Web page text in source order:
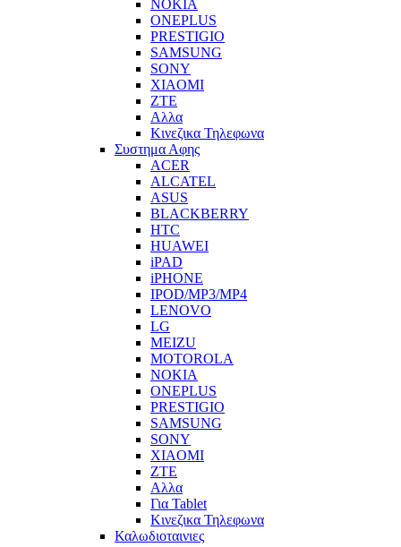
NOKIA
ONEPLUS
PRESTIGIO
SAMSUNG
SONY
XIAOMI
ZTE
Αλλα
Κινεζικα Τηλεφωνα
Συστημα Αφης
ACER
ALCATEL
ASUS
BLACKBERRY
HTC
HUAWEI
iPAD
iPHONE
IPOD/MP3/MP4
LENOVO
LG
MEIZU
MOTOROLA
NOKIA
ONEPLUS
PRESTIGIO
SAMSUNG
SONY
XIAOMI
ZTE
Αλλα
Για Tablet
Κινεζικα Τηλεφωνα
Καλωδιοταινιες